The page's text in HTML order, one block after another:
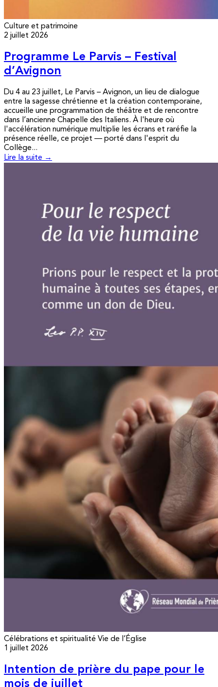
Culture et patrimoine
2 juillet 2026
Programme Le Parvis – Festival
d’Avignon
Du 4 au 23 juillet, Le Parvis – Avignon, un lieu de dialogue
entre la sagesse chrétienne et la création contemporaine,
accueille une programmation de théâtre et de rencontre
dans l’ancienne Chapelle des Italiens. À l'heure où
l'accélération numérique multiplie les écrans et raréfie la
présence réelle, ce projet — porté dans l'esprit du
Collège...
Lire la suite →
Célébrations et spiritualité Vie de l’Église
1 juillet 2026
Intention de prière du pape pour le
mois de juillet